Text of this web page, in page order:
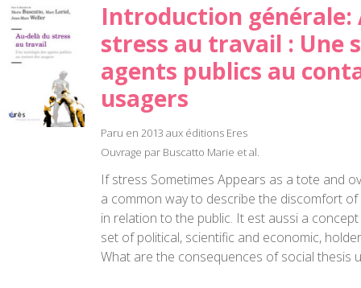
Introduction générale:
stress au travail : Une
agents publics au
usagers
Paru en 2013 aux éditions Eres
Ouvrage par Buscatto Marie et al.
If stress Sometimes Appears as a tote and
a common way to describe the discomfort
in relation to the public. It est aussi a
set of political, scientific and economic,
What are the consequences of social thesis